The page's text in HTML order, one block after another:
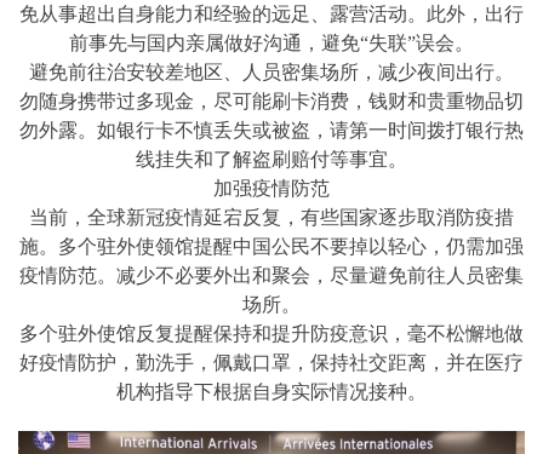
免从事超出自身能力和经验的远足、露营活动。此外，出行
前事先与国内亲属做好沟通，避免“失联”误会。
避免前往治安较差地区、人员密集场所，减少夜间出行。
勿随身携带过多现金，尽可能刷卡消费，钱财和贵重物品切
勿外露。如银行卡不慎丢失或被盗，请第一时间拨打银行热
线挂失和了解盗刷赔付等事宜。
加强疫情防范
当前，全球新冠疫情延宕反复，有些国家逐步取消防疫措
施。多个驻外使领馆提醒中国公民不要掉以轻心，仍需加强
疫情防范。减少不必要外出和聚会，尽量避免前往人员密集
场所。
多个驻外使馆反复提醒保持和提升防疫意识，毫不松懈地做
好疫情防护，勤洗手，佩戴口罩，保持社交距离，并在医疗
机构指导下根据自身实际情况接种。